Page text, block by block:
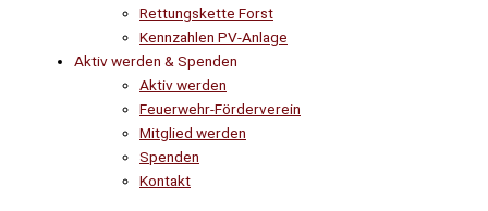
Rettungskette Forst
Kennzahlen PV-Anlage
Aktiv werden & Spenden
Aktiv werden
Feuerwehr-Förderverein
Mitglied werden
Spenden
Kontakt